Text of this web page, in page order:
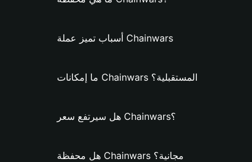
أسباب تميز عملة Chainwars
ما إمكانات Chainwars المستقبلية؟
هل سيرتفع سعر Chainwars؟
هل محفظة Chainwars مجانية؟